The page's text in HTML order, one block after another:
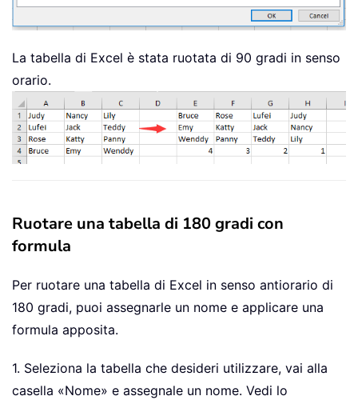
La tabella di Excel è stata ruotata di 90 gradi in senso
orario.
Ruotare una tabella di 180 gradi con
formula
Per ruotare una tabella di Excel in senso antiorario di
180 gradi, puoi assegnarle un nome e applicare una
formula apposita.
1. Seleziona la tabella che desideri utilizzare, vai alla
casella «Nome» e assegnale un nome. Vedi lo